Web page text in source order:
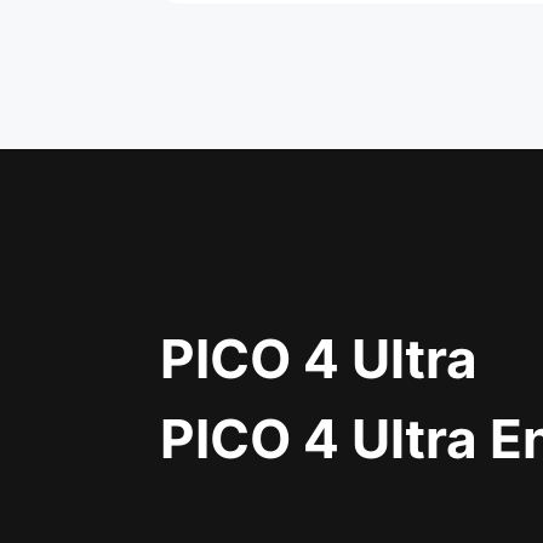
PICO 4 Ultra
PICO 4 Ultra